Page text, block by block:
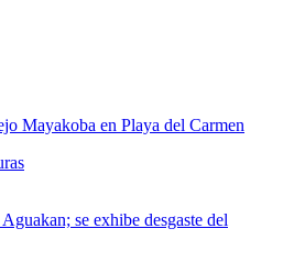
Mayakoba en Playa del Carmen
se exhibe desgaste del